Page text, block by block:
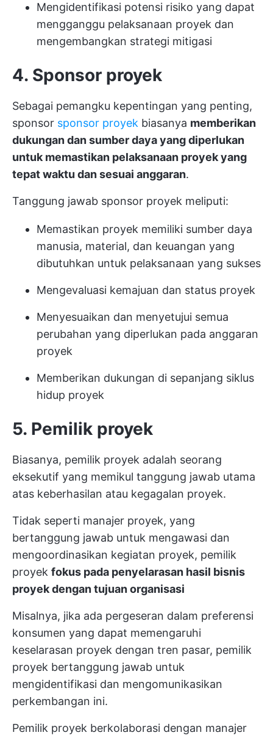
Mengidentifikasi potensi risiko yang dapat
mengganggu pelaksanaan proyek dan
mengembangkan strategi mitigasi
4. Sponsor proyek
Sebagai pemangku kepentingan yang penting,
sponsor sponsor proyek biasanya memberikan
dukungan dan sumber daya yang diperlukan
untuk memastikan pelaksanaan proyek yang
tepat waktu dan sesuai anggaran.
Tanggung jawab sponsor proyek meliputi:
Memastikan proyek memiliki sumber daya
manusia, material, dan keuangan yang
dibutuhkan untuk pelaksanaan yang sukses
Mengevaluasi kemajuan dan status proyek
Menyesuaikan dan menyetujui semua
perubahan yang diperlukan pada anggaran
proyek
Memberikan dukungan di sepanjang siklus
hidup proyek
5. Pemilik proyek
Biasanya, pemilik proyek adalah seorang
eksekutif yang memikul tanggung jawab utama
atas keberhasilan atau kegagalan proyek.
Tidak seperti manajer proyek, yang
bertanggung jawab untuk mengawasi dan
mengoordinasikan kegiatan proyek, pemilik
proyek fokus pada penyelarasan hasil bisnis
proyek dengan tujuan organisasi
Misalnya, jika ada pergeseran dalam preferensi
konsumen yang dapat memengaruhi
keselarasan proyek dengan tren pasar, pemilik
proyek bertanggung jawab untuk
mengidentifikasi dan mengomunikasikan
perkembangan ini.
Pemilik proyek berkolaborasi dengan manajer